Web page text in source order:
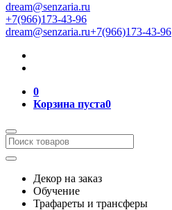
dream@senzaria.ru
+7(966)173-43-96
dream@senzaria.ru+7(966)173-43-96
0
Корзина пуста0
Декор на заказ
Обучение
Трафареты и трансферы